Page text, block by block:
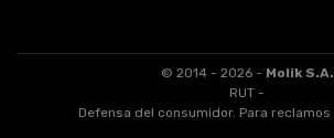
© 2014 - 2026 - Molik S.A.
RUT -
Defensa del consumidor. Para reclamos